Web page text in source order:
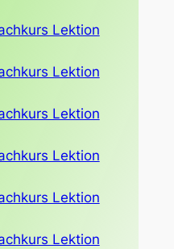
Lektion
Lektion
Lektion
Lektion
Lektion
Lektion